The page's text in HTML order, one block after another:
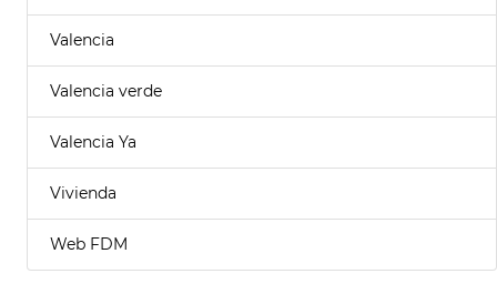
Valencia
Valencia verde
Valencia Ya
Vivienda
Web FDM